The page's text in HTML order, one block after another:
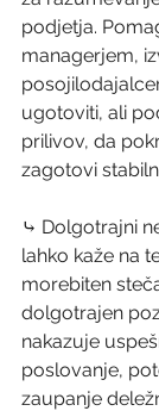
podjetja.
managerjem,
ugotoviti, ali
prilivov, da
zagotovi
⤷ Dolgotrajni
lahko kaže na
morebiten
dolgotrajen
nakazuje
poslovanje,
zaupanje